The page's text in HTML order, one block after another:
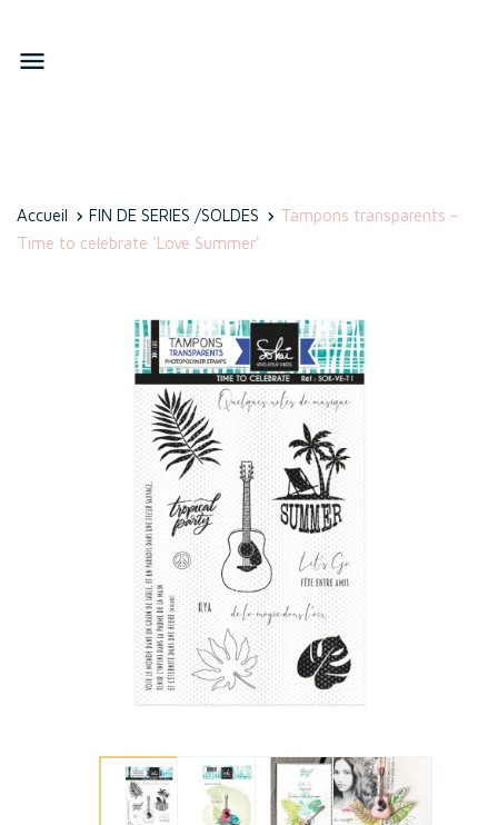

Accueil FIN DE SERIES /SOLDES
Tampons transparents -
Time to celebrate 'Love Summer'